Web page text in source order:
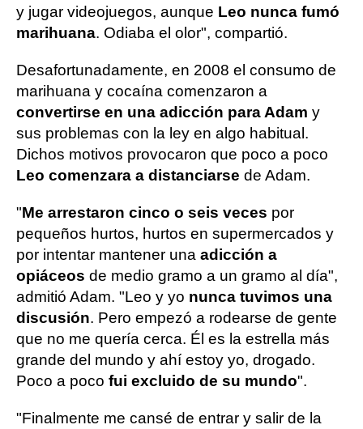
y jugar videojuegos, aunque Leo nunca fumó
marihuana. Odiaba el olor", compartió.
Desafortunadamente, en 2008 el consumo de
marihuana y cocaína comenzaron a
convertirse en una adicción para Adam y
sus problemas con la ley en algo habitual.
Dichos motivos provocaron que poco a poco
Leo comenzara a distanciarse de Adam.
"Me arrestaron cinco o seis veces por
pequeños hurtos, hurtos en supermercados y
por intentar mantener una adicción a
opiáceos de medio gramo a un gramo al día",
admitió Adam. "Leo y yo nunca tuvimos una
discusión. Pero empezó a rodearse de gente
que no me quería cerca. Él es la estrella más
grande del mundo y ahí estoy yo, drogado.
Poco a poco fui excluido de su mundo".
"Finalmente me cansé de entrar y salir de la